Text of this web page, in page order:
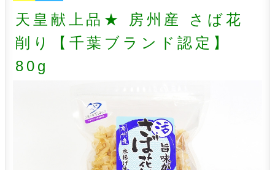
天皇献上品★ 房州産 さば花
削り【千葉ブランド認定】
80g